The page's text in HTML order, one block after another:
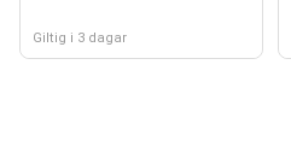
Giltig i 3 dagar